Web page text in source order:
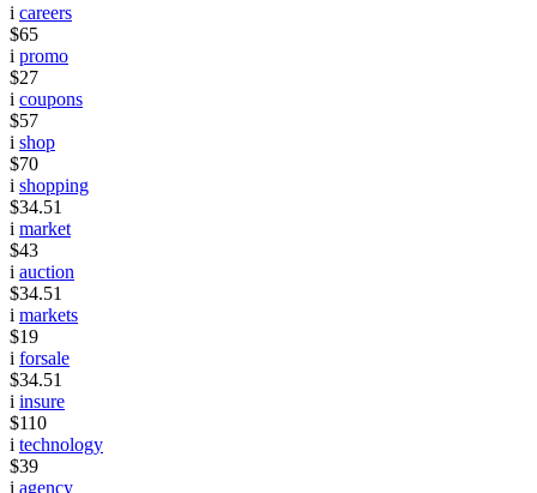
i careers
$65
i promo
$27
i coupons
$57
i shop
$70
i shopping
$34.51
i market
$43
i auction
$34.51
i markets
$19
i forsale
$34.51
i insure
$110
i technology
$39
i agency